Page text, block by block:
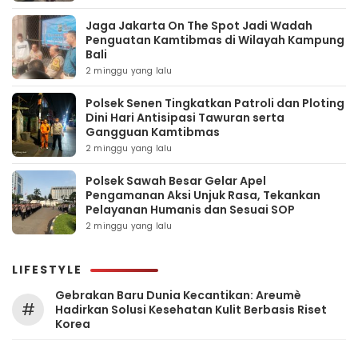
Jaga Jakarta On The Spot Jadi Wadah
Penguatan Kamtibmas di Wilayah Kampung
Bali
2 minggu yang lalu
Polsek Senen Tingkatkan Patroli dan Ploting
Dini Hari Antisipasi Tawuran serta
Gangguan Kamtibmas
2 minggu yang lalu
Polsek Sawah Besar Gelar Apel
Pengamanan Aksi Unjuk Rasa, Tekankan
Pelayanan Humanis dan Sesuai SOP
2 minggu yang lalu
LIFESTYLE
#
Gebrakan Baru Dunia Kecantikan: Areumè
Hadirkan Solusi Kesehatan Kulit Berbasis Riset
Korea